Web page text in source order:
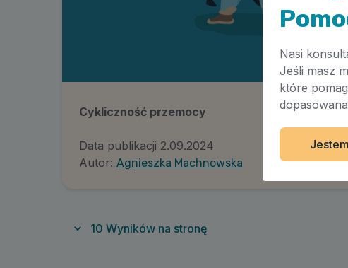
Cykliczność przemocy
Data publikacji 2.09.2024
Autor: Agnieszka Machnowska
10 Wyników na stronę
Nasi
Jeśli masz
które